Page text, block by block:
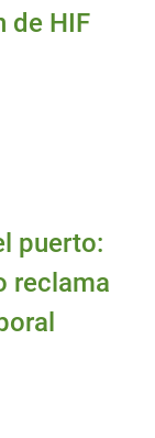
de HIF
puerto:
reclama